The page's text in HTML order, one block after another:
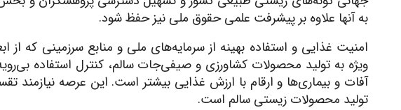
به آنها علاوه بر پیشرفت علمی حقوق ملی نیز حفظ شود.
امنیت غذایی و استفاده بهینه از سرمایه‌های ملی و منابع سرزمینی که از
ویژه به تولید محصولات کشاورزی و صیفی‌جات سالم، کنترل استفاده
آفات و بیماری‌ها و ارقام با ارزش غذایی بیشتر است. این عرصه نیازمند
تولید محصولات زیستی سالم است.